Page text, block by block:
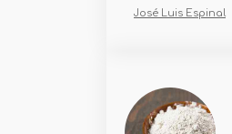
José Luis Espinal